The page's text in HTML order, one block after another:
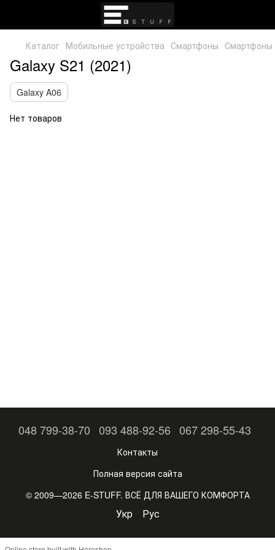
Каталог Мобильные устройства Смартфоны Смартфоны
Galaxy S21 (2021)
Galaxy A06
Нет товаров
048 799-38-70 093 488-92-56 067 298-55-43
Контакты
Полная версия сайта
© 2009—2026 E-STUFF. ВСЁ ДЛЯ ВАШЕГО КОМФОРТА
Укр Рус